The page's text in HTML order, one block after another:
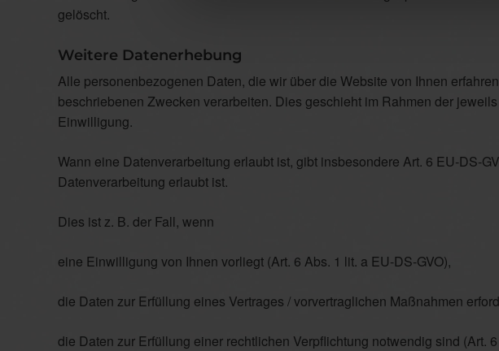
gelöscht.
Weitere Datenerhebung
Alle personenbezogenen Daten, die wir über die Website von Ihnen
beschriebenen Zwecken verarbeiten. Dies geschieht im Rahmen der
Einwilligung.
Wann eine Datenverarbeitung erlaubt ist, gibt insbesondere Art. 6 EU-DS-
Datenverarbeitung erlaubt ist.
Dies ist z. B. der Fall, wenn
eine Einwilligung von Ihnen vorliegt (Art. 6 Abs. 1 lit. a EU-DS-GVO),
die Daten zur Erfüllung eines Vertrages / vorvertraglichen Maßnahmen
die Daten zur Erfüllung einer rechtlichen Verpflichtung notwendig sind (Art.